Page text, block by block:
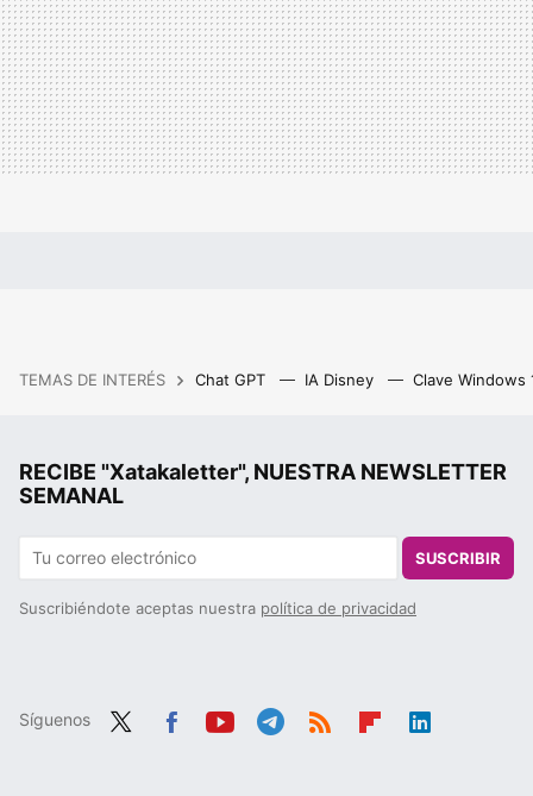
TEMAS DE INTERÉS Chat GPT IA Disney Clave Windows
RECIBE "Xatakaletter", NUESTRA NEWSLETTER
SEMANAL
SUSCRIBIR
Suscribiéndote aceptas nuestra política de privacidad
Síguenos